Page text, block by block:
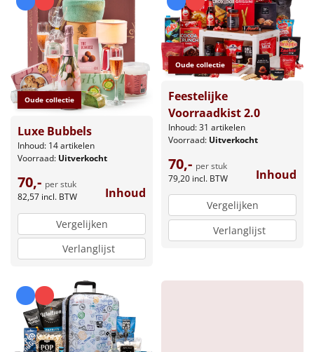
Oude collectie
Luxe Bubbels
Inhoud: 14 artikelen
Voorraad: Uitverkocht
70,- per stuk
82,57 incl. BTW Inhoud
Vergelijken
Verlanglijst
Oude collectie
Feestelijke
Voorraadkist 2.0
Inhoud: 31 artikelen
Voorraad: Uitverkocht
70,- per stuk
79,20 incl. BTW Inhoud
Vergelijken
Verlanglijst